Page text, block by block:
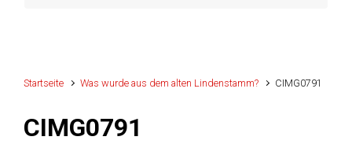
Startseite Was wurde aus dem alten Lindenstamm? CIMG0791
CIMG0791